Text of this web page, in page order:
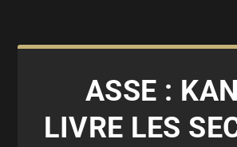
ASSE :
LIVRE LES